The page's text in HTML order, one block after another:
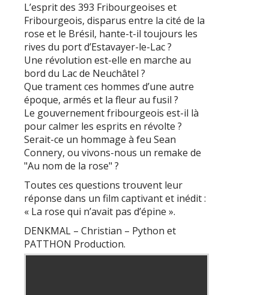
L’esprit des 393 Fribourgeoises et
Fribourgeois, disparus entre la cité de la
rose et le Brésil, hante-t-il toujours les
rives du port d’Estavayer-le-Lac ?
Une révolution est-elle en marche au
bord du Lac de Neuchâtel ?
Que trament ces hommes d’une autre
époque, armés et la fleur au fusil ?
Le gouvernement fribourgeois est-il là
pour calmer les esprits en révolte ?
Serait-ce un hommage à feu Sean
Connery, ou vivons-nous un remake de
"Au nom de la rose" ?
Toutes ces questions trouvent leur
réponse dans un film captivant et inédit :
« La rose qui n’avait pas d’épine ».
DENKMAL – Christian – Python et
PATTHON Production.